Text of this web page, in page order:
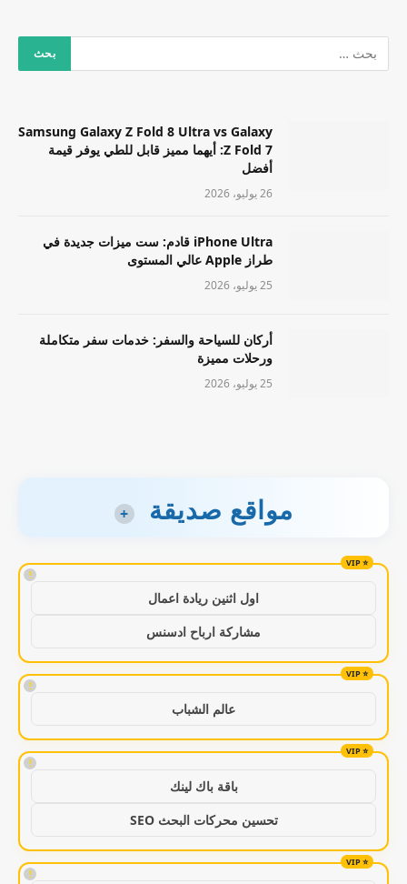
Samsung Galaxy Z Fold 8 Ultra vs Galaxy
Z Fold 7: أيهما مميز قابل للطي يوفر قيمة
أفضل
26 يوليو، 2026
iPhone Ultra قادم: ست ميزات جديدة في
طراز Apple عالي المستوى
25 يوليو، 2026
أركان للسياحة والسفر: خدمات سفر متكاملة
ورحلات مميزة
25 يوليو، 2026
مواقع صديقة +
!
اول اثنين ريادة اعمال
مشاركة ارباح ادسنس
!
عالم الشباب
!
باقة باك لينك
تحسين محركات البحث SEO
!